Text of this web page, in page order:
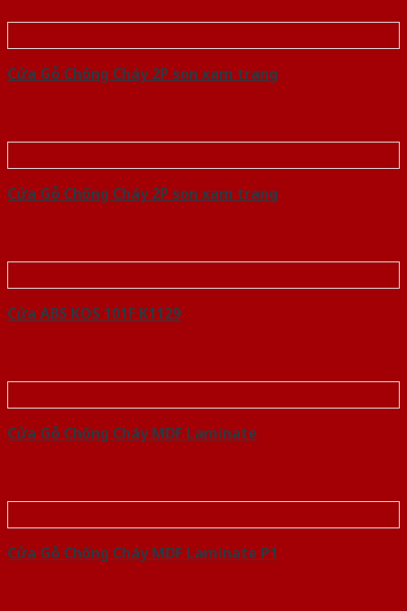
Cửa Gỗ Chống Cháy 2P son xam trang
Cửa Gỗ Chống Cháy 2P son xam trang
Cửa ABS KOS 101F K1129
Cửa Gỗ Chống Cháy MDF Laminate
Cửa Gỗ Chống Cháy MDF Laminate P1